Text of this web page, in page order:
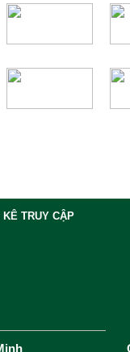
KÊ TRUY CẬP